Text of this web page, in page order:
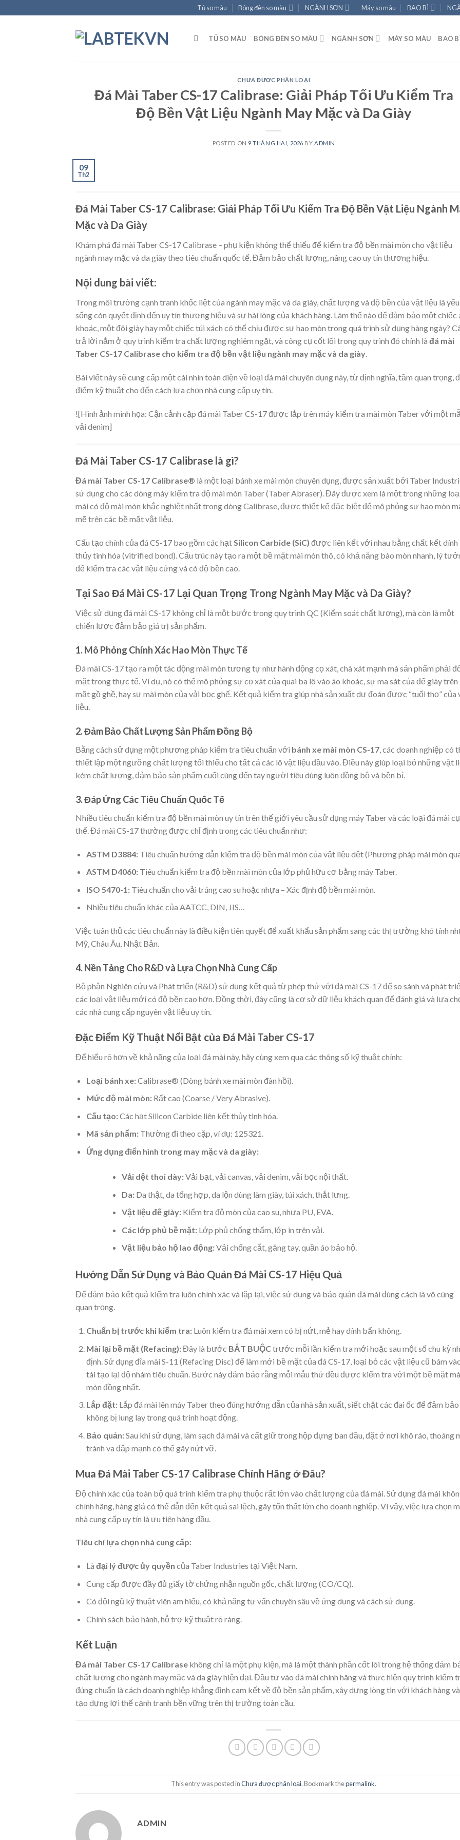
to
Tủ so màu Bóng đèn so màu NGÀNH SƠN Máy so màu BAO BÌ
TỦ SO MÀU BÓNG ĐÈN SO MÀU NGÀNH SƠN MÁY SO MÀU BAO
CHƯA ĐƯỢC PHÂN LOẠI
Đá Mài Taber CS-17 Calibrase: Giải Pháp Tối Ưu Kiểm Tra
Độ Bền Vật Liệu Ngành May Mặc và Da Giày
POSTED ON 9 THÁNG HAI, 2026 BY ADMIN
09
Th2
Đá Mài Taber CS-17 Calibrase: Giải Pháp Tối Ưu Kiểm Tra Độ Bền Vật Liệu Ngành
Mặc và Da Giày
Khám phá đá mài Taber CS-17 Calibrase – phụ kiện không thể thiếu để kiểm tra độ bền mài mòn cho vật liệu
ngành may mặc và da giày theo tiêu chuẩn quốc tế. Đảm bảo chất lượng, nâng cao uy tín thương hiệu.
Nội dung bài viết:
Trong môi trường cạnh tranh khốc liệt của ngành may mặc và da giày, chất lượng và độ bền của vật liệu là
sống còn quyết định đến uy tín thương hiệu và sự hài lòng của khách hàng. Làm thế nào để đảm bảo một chiếc
khoác, một đôi giày hay một chiếc túi xách có thể chịu được sự hao mòn trong quá trình sử dụng hàng ngày?
trả lời nằm ở quy trình kiểm tra chất lượng nghiêm ngặt, và công cụ cốt lõi trong quy trình đó chính là đá mài
Taber CS-17 Calibrase cho kiểm tra độ bền vật liệu ngành may mặc và da giày.
Bài viết này sẽ cung cấp một cái nhìn toàn diện về loại đá mài chuyên dụng này, từ định nghĩa, tầm quan trọng,
điểm kỹ thuật cho đến cách lựa chọn nhà cung cấp uy tín.
![Hình ảnh minh họa: Cận cảnh cặp đá mài Taber CS-17 được lắp trên máy kiểm tra mài mòn Taber với một
vải denim]
Đá Mài Taber CS-17 Calibrase là gì?
Đá mài Taber CS-17 Calibrase® là một loại bánh xe mài mòn chuyên dụng, được sản xuất bởi Taber
sử dụng cho các dòng máy kiểm tra độ mài mòn Taber (Taber Abraser). Đây được xem là một trong những
mài có độ mài mòn khắc nghiệt nhất trong dòng Calibrase, được thiết kế đặc biệt để mô phỏng sự hao mòn
mẽ trên các bề mặt vật liệu.
Cấu tạo chính của đá CS-17 bao gồm các hạt Silicon Carbide (SiC) được liên kết với nhau bằng chất kết dính
thủy tinh hóa (vitrified bond). Cấu trúc này tạo ra một bề mặt mài mòn thô, có khả năng bào mòn nhanh, lý
để kiểm tra các vật liệu cứng và có độ bền cao.
Tại Sao Đá Mài CS-17 Lại Quan Trọng Trong Ngành May Mặc và Da Giày?
Việc sử dụng đá mài CS-17 không chỉ là một bước trong quy trình QC (Kiểm soát chất lượng), mà còn là một
chiến lược đảm bảo giá trị sản phẩm.
1. Mô Phỏng Chính Xác Hao Mòn Thực Tế
Đá mài CS-17 tạo ra một tác động mài mòn tương tự như hành động cọ xát, chà xát mạnh mà sản phẩm phải
mặt trong thực tế. Ví dụ, nó có thể mô phỏng sự cọ xát của quai ba lô vào áo khoác, sự ma sát của đế giày trên
mặt gồ ghề, hay sự mài mòn của vải bọc ghế. Kết quả kiểm tra giúp nhà sản xuất dự đoán được “tuổi thọ” của
liệu.
2. Đảm Bảo Chất Lượng Sản Phẩm Đồng Bộ
Bằng cách sử dụng một phương pháp kiểm tra tiêu chuẩn với bánh xe mài mòn CS-17, các doanh nghiệp có
thiết lập một ngưỡng chất lượng tối thiểu cho tất cả các lô vật liệu đầu vào. Điều này giúp loại bỏ những vật
kém chất lượng, đảm bảo sản phẩm cuối cùng đến tay người tiêu dùng luôn đồng bộ và bền bỉ.
3. Đáp Ứng Các Tiêu Chuẩn Quốc Tế
Nhiều tiêu chuẩn kiểm tra độ bền mài mòn uy tín trên thế giới yêu cầu sử dụng máy Taber và các loại đá mài cụ
thể. Đá mài CS-17 thường được chỉ định trong các tiêu chuẩn như:
ASTM D3884:Tiêu chuẩn hướng dẫn kiểm tra độ bền mài mòn của vật liệu dệt (Phương pháp mài mòn
ASTM D4060:Tiêu chuẩn kiểm tra độ bền mài mòn của lớp phủ hữu cơ bằng máy Taber.
ISO 5470-1:Tiêu chuẩn cho vải tráng cao su hoặc nhựa – Xác định độ bền mài mòn.
Nhiều tiêu chuẩn khác của AATCC, DIN, JIS…
Việc tuân thủ các tiêu chuẩn này là điều kiện tiên quyết để xuất khẩu sản phẩm sang các thị trường khó tính
Mỹ, Châu Âu, Nhật Bản.
4. Nền Tảng Cho R&D và Lựa Chọn Nhà Cung Cấp
Bộ phận Nghiên cứu và Phát triển (R&D) sử dụng kết quả từ phép thử với đá mài CS-17 để so sánh và phát
các loại vật liệu mới có độ bền cao hơn. Đồng thời, đây cũng là cơ sở dữ liệu khách quan để đánh giá và lựa
các nhà cung cấp nguyên vật liệu uy tín.
Đặc Điểm Kỹ Thuật Nổi Bật của Đá Mài Taber CS-17
Để hiểu rõ hơn về khả năng của loại đá mài này, hãy cùng xem qua các thông số kỹ thuật chính:
Loại bánh xe:Calibrase® (Dòng bánh xe mài mòn đàn hồi).
Mức độ mài mòn:Rất cao (Coarse / Very Abrasive).
Cấu tạo:Các hạt Silicon Carbide liên kết thủy tinh hóa.
Mã sản phẩm:Thường đi theo cặp, ví dụ: 125321.
Ứng dụng điển hình trong may mặc và da giày:
Vải dệt thoi dày:Vải bạt, vải canvas, vải denim, vải bọc nội thất.
Da:Da thật, da tổng hợp, da lộn dùng làm giày, túi xách, thắt lưng.
Vật liệu đế giày:Kiểm tra độ mòn của cao su, nhựa PU, EVA.
Các lớp phủ bề mặt:Lớp phủ chống thấm, lớp in trên vải.
Vật liệu bảo hộ lao động:Vải chống cắt, găng tay, quần áo bảo hộ.
Hướng Dẫn Sử Dụng và Bảo Quản Đá Mài CS-17 Hiệu Quả
Để đảm bảo kết quả kiểm tra luôn chính xác và lặp lại, việc sử dụng và bảo quản đá mài đúng cách là vô cùng
quan trọng.
Chuẩn bị trước khi kiểm tra:Luôn kiểm tra đá mài xem có bị nứt, mẻ hay dính bẩn không.
Mài lại bề mặt (Refacing):Đây là bước BẮT BUỘCtrước mỗi lần kiểm tra mới hoặc sau một số chu kỳ
định. Sử dụng đĩa mài S-11 (Refacing Disc) để làm mới bề mặt của đá CS-17, loại bỏ các vật liệu cũ bám
tái tạo lại độ nhám tiêu chuẩn. Bước này đảm bảo rằng mỗi mẫu thử đều được kiểm tra với một bề mặt
mòn đồng nhất.
Lắp đặt:Lắp đá mài lên máy Taber theo đúng hướng dẫn của nhà sản xuất, siết chặt các đai ốc để đảm bảo
không bị lung lay trong quá trình hoạt động.
Bảo quản:Sau khi sử dụng, làm sạch đá mài và cất giữ trong hộp đựng ban đầu, đặt ở nơi khô ráo, thoáng
tránh va đập mạnh có thể gây nứt vỡ.
Mua Đá Mài Taber CS-17 Calibrase Chính Hãng ở Đâu?
Độ chính xác của toàn bộ quá trình kiểm tra phụ thuộc rất lớn vào chất lượng của đá mài. Sử dụng đá mài
chính hãng, hàng giả có thể dẫn đến kết quả sai lệch, gây tổn thất lớn cho doanh nghiệp. Vì vậy, việc lựa chọn
nhà cung cấp uy tín là ưu tiên hàng đầu.
Tiêu chí lựa chọn nhà cung cấp:
Là đại lý được ủy quyền của Taber Industries tại Việt Nam.
Cung cấp được đầy đủ giấy tờ chứng nhận nguồn gốc, chất lượng (CO/CQ).
Có đội ngũ kỹ thuật viên am hiểu, có khả năng tư vấn chuyên sâu về ứng dụng và cách sử dụng.
Chính sách bảo hành, hỗ trợ kỹ thuật rõ ràng.
Kết Luận
Đá mài Taber CS-17 Calibrase không chỉ là một phụ kiện, mà là một thành phần cốt lõi trong hệ thống đảm
chất lượng cho ngành may mặc và da giày hiện đại. Đầu tư vào đá mài chính hãng và thực hiện quy trình kiểm
đúng chuẩn là cách doanh nghiệp khẳng định cam kết về độ bền sản phẩm, xây dựng lòng tin với khách hàng và
tạo dựng lợi thế cạnh tranh bền vững trên thị trường toàn cầu.
This entry was posted inChưa được phân loại. Bookmark thepermalink.
ADMIN